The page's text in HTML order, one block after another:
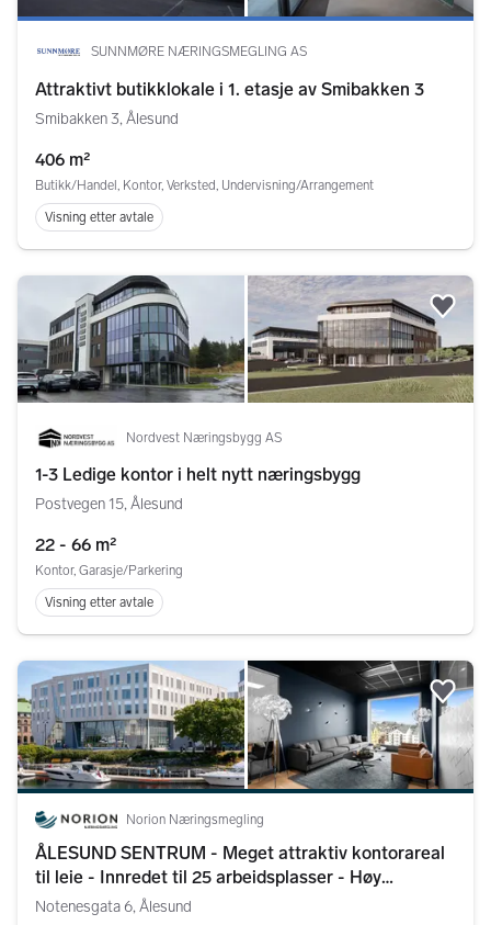
SUNNMØRE NÆRINGSMEGLING AS
Attraktivt butikklokale i 1. etasje av Smibakken 3
Smibakken 3, Ålesund
406 m²
Butikk/Handel, Kontor, Verksted, Undervisning/Arrangement
Visning etter avtale
Nordvest Næringsbygg AS
1-3 Ledige kontor i helt nytt næringsbygg
Postvegen 15, Ålesund
22 - 66 m²
Kontor, Garasje/Parkering
Visning etter avtale
Norion Næringsmegling
ÅLESUND SENTRUM - Meget attraktiv kontorareal
til leie - Innredet til 25 arbeidsplasser - Høy
standard - Utsikt
Notenesgata 6, Ålesund